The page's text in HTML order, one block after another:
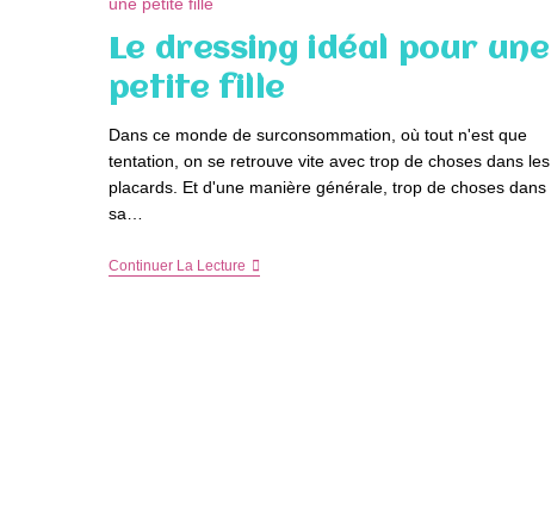
Le dressing idéal pour une
petite fille
Dans ce monde de surconsommation, où tout n'est que
tentation, on se retrouve vite avec trop de choses dans les
placards. Et d'une manière générale, trop de choses dans
sa…
Continuer La LectureLe